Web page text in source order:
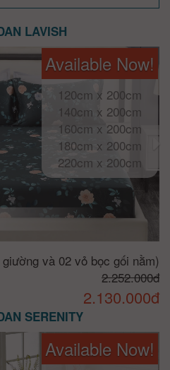
LAVISH
Available Now!
120cm x 200cm
140cm x 200cm
160cm x 200cm
180cm x 200cm
220cm x 200cm
và 02 vỏ bọc gối nằm)
2.252.000đ
2.130.000đ
SERENITY
Available Now!